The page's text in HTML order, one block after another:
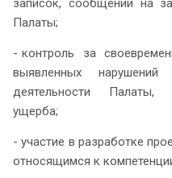
записок, сообщений на
Палаты;
- контроль за
выявленных нарушений
деятельности Палаты,
ущерба;
- участие в разработке
относящимся к